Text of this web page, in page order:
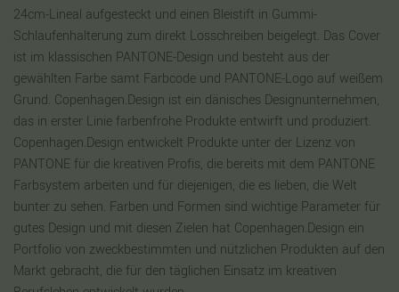
24cm-Lineal aufgesteckt und einen Bleistift in Gummi-
Schlaufenhalterung zum direkt Losschreiben beigelegt. Das Cover
ist im klassischen PANTONE-Design und besteht aus der
gewählten Farbe samt Farbcode und PANTONE-Logo auf weißem
Grund. Copenhagen.Design ist ein dänisches Designunternehmen,
das in erster Linie farbenfrohe Produkte entwirft und produziert.
Copenhagen.Design entwickelt Produkte unter der Lizenz von
PANTONE für die kreativen Profis, die bereits mit dem PANTONE
Farbsystem arbeiten und für diejenigen, die es lieben, die Welt
bunter zu sehen. Farben und Formen sind wichtige Parameter für
gutes Design und mit diesen Zielen hat Copenhagen.Design ein
Portfolio von zweckbestimmten und nützlichen Produkten auf den
Markt gebracht, die für den täglichen Einsatz im kreativen